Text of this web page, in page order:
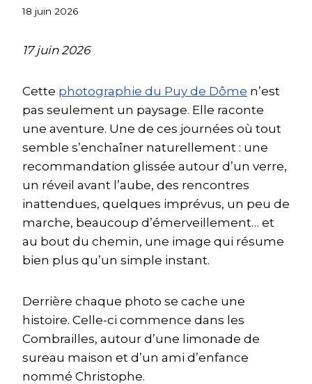
18 juin 2026
17 juin 2026
Cette photographie du Puy de Dôme n’est
pas seulement un paysage. Elle raconte
une aventure. Une de ces journées où tout
semble s’enchaîner naturellement : une
recommandation glissée autour d’un verre,
un réveil avant l’aube, des rencontres
inattendues, quelques imprévus, un peu de
marche, beaucoup d’émerveillement… et
au bout du chemin, une image qui résume
bien plus qu’un simple instant.
Derrière chaque photo se cache une
histoire. Celle-ci commence dans les
Combrailles, autour d’une limonade de
sureau maison et d’un ami d’enfance
nommé Christophe.